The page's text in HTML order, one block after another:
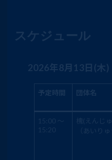
スケジュール
2026年8月13日(
予定時間 団体名
15:00 ～
15:20
槐(えんじ
（あいり